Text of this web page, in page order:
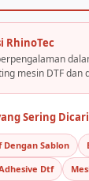
RhinoTec
mesin DTF dan
Sering Dicari
Dengan Sablon
Dtf